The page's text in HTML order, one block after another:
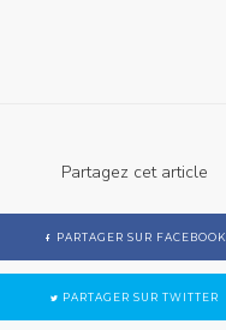
Partagez cet article
PARTAGER SUR FACEBOOK
PARTAGER SUR TWITTER